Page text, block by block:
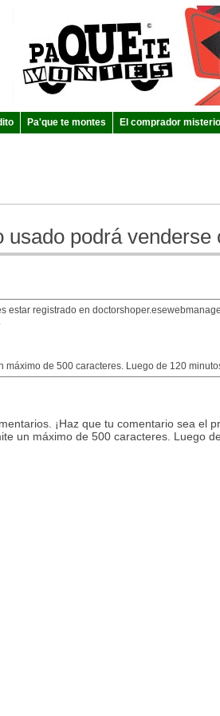
Pa'que te montes El comprador
usado podrá venderse
estar registrado en
.
máximo de 500 caracteres. Luego de 120
¡Haz que tu comentario sea el
un máximo de 500 caracteres. Luego